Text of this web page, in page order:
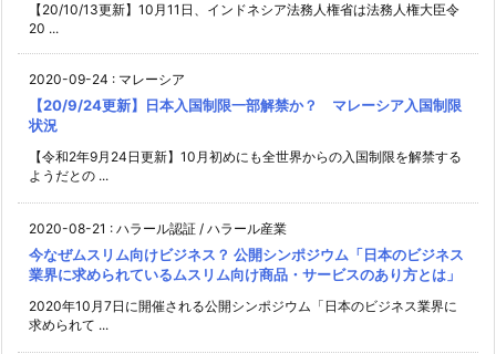
【20/10/13更新】10月11日、インドネシア法務人権省は法務人権大臣令
20 ...
2020-09-24 : マレーシア
【20/9/24更新】日本入国制限一部解禁か？ マレーシア入国制限
状況
【令和2年9月24日更新】10月初めにも全世界からの入国制限を解禁する
ようだとの ...
2020-08-21 : ハラール認証 / ハラール産業
今なぜムスリム向けビジネス？ 公開シンポジウム「日本のビジネス
業界に求められているムスリム向け商品・サービスのあり方とは」
2020年10月7日に開催される公開シンポジウム「日本のビジネス業界に
求められて ...